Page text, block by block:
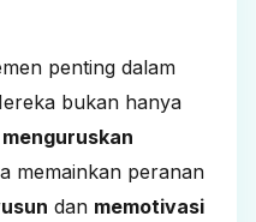
penting dalam
bukan hanya
menguruskan
memainkan peranan
dan memotivasi